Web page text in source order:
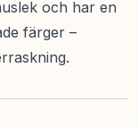
och har en
färger –